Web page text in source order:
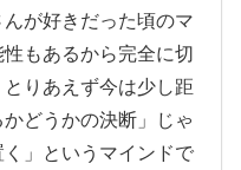
が好きだった頃のマ
もあるから完全に切
りあえず今は少し距
どうかの決断」じゃ
」というマインドで